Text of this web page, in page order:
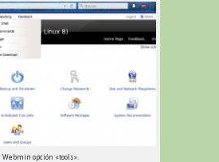
Webmin opción «tools».